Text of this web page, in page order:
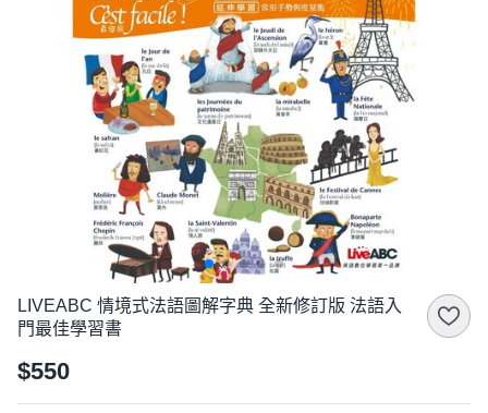
LIVEABC 情境式法語圖解字典 全新修訂版 法語入
門最佳學習書
$550